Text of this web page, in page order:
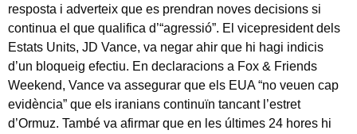
resposta i adverteix que es prendran noves decisions si
continua el que qualifica d’“agressió”. El vicepresident dels
Estats Units, JD Vance, va negar ahir que hi hagi indicis
d’un bloqueig efectiu. En declaracions a Fox & Friends
Weekend, Vance va assegurar que els EUA “no veuen cap
evidència” que els iranians continuïn tancant l’estret
d’Ormuz. També va afirmar que en les últimes 24 hores hi